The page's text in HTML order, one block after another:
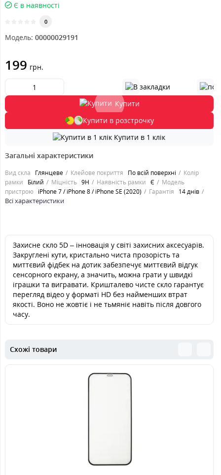
Є в наявності
0
Модель: 00000029191
199 грн.
Купити
Купити в розстрочку
Купити в 1 клік
Загальні характеристики
Вид скла Глянцеве Клейове покриття По всій поверхні
Колір
рамки
Білий Міцність 9H Наявність рамки Є
Модель
пристрою iPhone 7 / iPhone 8 / iPhone SE (2020) Гарантія 14 днів
Всі характеристики
Захисне скло 5D – інновація у світі захисних аксесуарів.
Закруглені кути, кристально чиста прозорість та
миттєвий фідбек на дотик забезпечує миттєвий відгук
сенсорного екрану, а значить, можна грати у швидкі
іграшки та вигравати. Кришталево чисте скло гарантує
перегляд відео у форматі HD без найменших втрат
якості. Воно не жовтіє і не тьмяніє навіть після довгого
часу.
Схожі товари